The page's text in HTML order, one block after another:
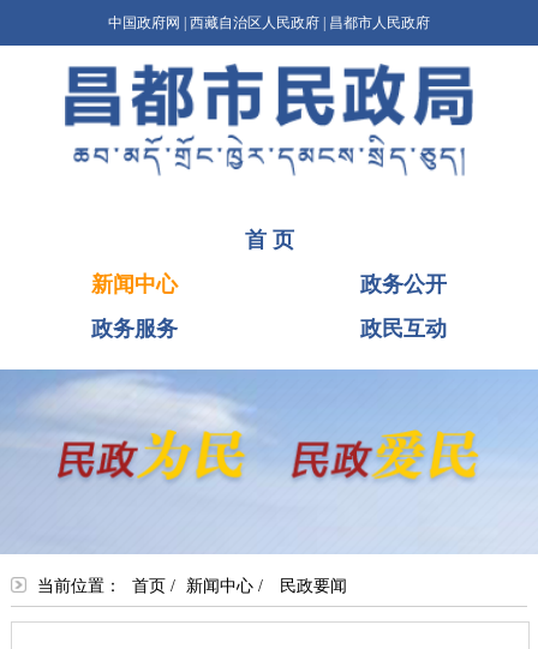
中国政府网 西藏自治区人民政府 昌都市人民政府
首 页
新闻中心
政务公开
政务服务
政民互动
当前位置： 首页 / 新闻中心/ 民政要闻